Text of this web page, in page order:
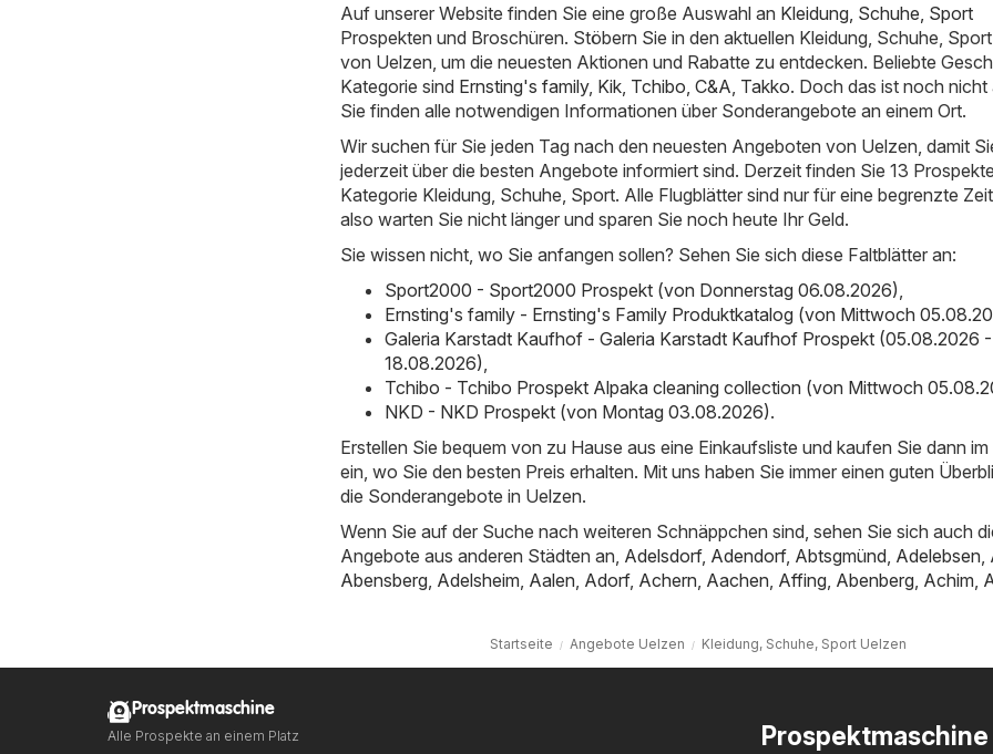
Auf unserer Website finden Sie eine große Auswahl an Kleidung, Schuhe, Sport
Prospekten und Broschüren. Stöbern Sie in den aktuellen Kleidung, Schuhe,
von Uelzen, um die neuesten Aktionen und Rabatte zu entdecken. Beliebte
Kategorie sind Ernsting's family, Kik Tchibo C&A Takko. Doch das ist noch nicht
Sie finden alle notwendigen Informationen über Sonderangebote an einem Ort.
Wir suchen für Sie jeden Tag nach den neuesten Angeboten von Uelzen, damit
jederzeit über die besten Angebote informiert sind. Derzeit finden Sie 13
Kategorie Kleidung, Schuhe, Sport. Alle Flugblätter sind nur für eine begrenzte
also warten Sie nicht länger und sparen Sie noch heute Ihr Geld.
Sie wissen nicht, wo Sie anfangen sollen? Sehen Sie sich diese Faltblätter an:
Sport2000 - Sport2000 Prospekt (von Donnerstag 06.08.2026)
Ernsting's family - Ernsting's Family Produktkatalog (von Mittwoch
Galeria Karstadt Kaufhof - Galeria Karstadt Kaufhof Prospekt (05.08.2026 -
18.08.2026)
Tchibo - Tchibo Prospekt Alpaka cleaning collection (von Mittwoch
NKD - NKD Prospekt (von Montag 03.08.2026).
Erstellen Sie bequem von zu Hause aus eine Einkaufsliste und kaufen Sie dann
ein, wo Sie den besten Preis erhalten. Mit uns haben Sie immer einen guten
die Sonderangebote in Uelzen.
Wenn Sie auf der Suche nach weiteren Schnäppchen sind, sehen Sie sich auch
Angebote aus anderen Städten an, Adelsdorf, Adendorf, Abtsgmünd Adelebsen
Abensberg Adelsheim Aalen Adorf, Achern Aachen Affing Abenberg Achim
Startseite Angebote Uelzen Kleidung, Schuhe, Sport Uelzen
Prospektmaschine
Prospektmaschine
Alle Prospekte an einem Platz